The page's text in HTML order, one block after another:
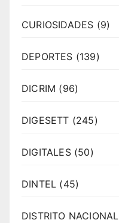
CURIOSIDADES (9)
DEPORTES (139)
DICRIM (96)
DIGESETT (245)
DIGITALES(50)
DINTEL (45)
DISTRITO NACIONAL